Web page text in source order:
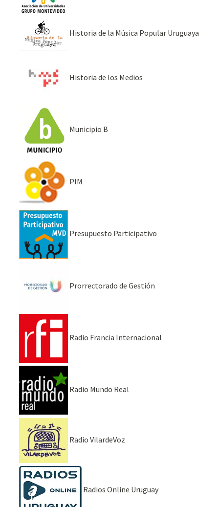
Historia de la Música Popular Uruguaya
Historia de los Medios
Municipio B
PIM
Presupuesto Participativo
Prorrectorado de Gestión
Radio Francia Internacional
Radio Mundo Real
Radio VilardeVoz
Radios Online Uruguay